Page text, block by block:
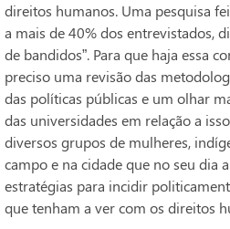
direitos humanos. Uma pesquisa
a mais de 40% dos entrevistados,
de bandidos”. Para que haja essa
preciso uma revisão das
das políticas públicas e um olhar
das universidades em relação a
diversos grupos de mulheres,
campo e na cidade que no seu dia
estratégias para incidir
que tenham a ver com os direitos